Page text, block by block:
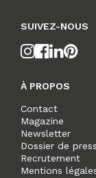
SUIVEZ-NOUS
À PROPOS
Contact
Magazine
Newsletter
Dossier de
Recrutement
Mentions